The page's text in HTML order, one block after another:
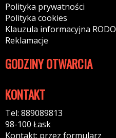
Polityka prywatności
Polityka cookies
Klauzula informacyjna RODO
Reklamacje
GODZINY OTWARCIA
KONTAKT
Tel: 889089813
98-100 Łask
Kontakt: przez formularz